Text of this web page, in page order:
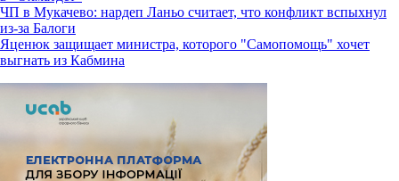
ЧП в Мукачево: нардеп Ланьо считает, что конфликт вспыхнул
из-за Балоги
Яценюк защищает министра, которого "Самопомощь" хочет
выгнать из Кабмина